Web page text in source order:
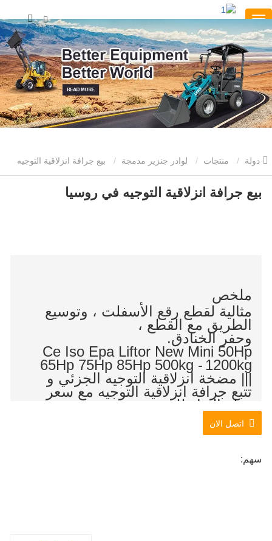
منتجات لوادر جنزير مدمجة بيع جرافة انزلاقية التوجيه
في روسيا
بيع جرافة انزلاقية التوجيه في روسيا
ملخص
مثالية لقطع رقع الأسفلت ، وتوسيع
الطريق مع القطع ،
وحفر الخنادق.
Ce Iso Epa Liftor New Mini 50Hp
65Hp 75Hp 85Hp 500kg - 1200kg
||| مضخة انزلاقية التوجيه الجزئي و
تتبع جرافة انزلاقية التوجيه مع سعر
قطع الغيار للبيع
اتصل الان
سهم: